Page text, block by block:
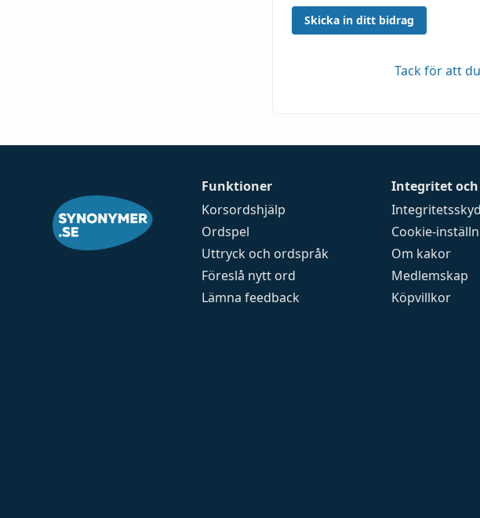
Skicka in ditt bidrag
Tack för att
Funktioner
Korsordshjälp
Ordspel
Uttryck och ordspråk
Föreslå nytt ord
Lämna feedback
Integritet
Cookie-
Om kakor
Medlemskap
Köpvillkor